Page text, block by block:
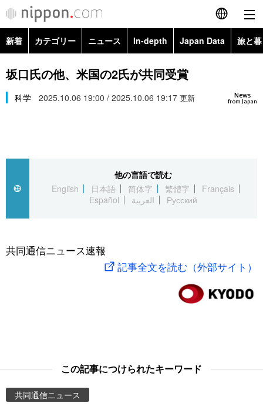
English
繁體字
العربية
社会
旅と暮らし
新着 カテゴリー ニュース In-depth Japan Data 旅と
政治・外交
経済・ビジネス
社会
文化
科学・技術
暮らし
Images
お知らせ
坂口氏の他、米国の2氏が共同受賞
News
from Japan
科学 2025.10.06 19:00 / 2025.10.06 19:17 更新
他の言語で読む
English
日本語 简体字 繁體字
Français
Español
العربية Русский
共同通信ニュース速報
記事全文を読む（外部サイト）
この記事につけられたキーワード
共同通信ニュース